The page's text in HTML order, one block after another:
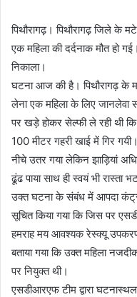
पिथौरागढ़। पिथौरागढ़ जिले के
एक महिला की दर्दनाक मौत हो
निकाला।
घटना आज की है। पिथौरागढ़ के
लेना एक महिला के लिए जानलेवा
पर खड़े होकर सेल्फी ले रही थी
100 मीटर गहरी खाई में गिर
नीचे उतर गया लेकिन झाड़ियां
ढूंढ पाया साथ ही स्वयं भी रास्ता
उक्त घटना के संबंध में आपदा
सूचित किया गया कि जिस पर
हमराह मय आवश्यक रेस्क्यू
बताया गया कि उक्त महिला
पर नियुक्त थी।
एसडीआरएफ टीम द्वारा घटनास्थल